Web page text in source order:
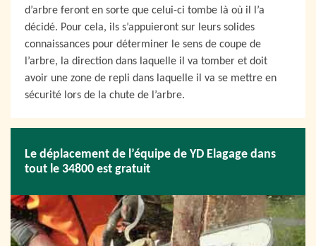
d’arbre feront en sorte que celui-ci tombe là où il l’a
décidé. Pour cela, ils s’appuieront sur leurs solides
connaissances pour déterminer le sens de coupe de
l’arbre, la direction dans laquelle il va tomber et doit
avoir une zone de repli dans laquelle il va se mettre en
sécurité lors de la chute de l’arbre.
Le déplacement de l’équipe de YD Elagage dans
tout le 34800 est gratuit